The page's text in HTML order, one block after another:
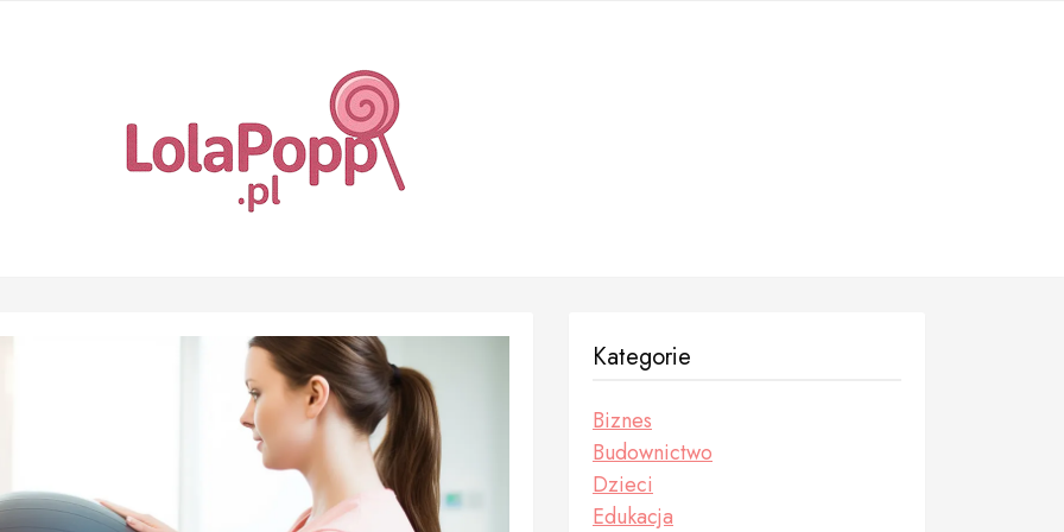
Kategorie
Biznes
Budownictwo
Dzieci
Edukacja